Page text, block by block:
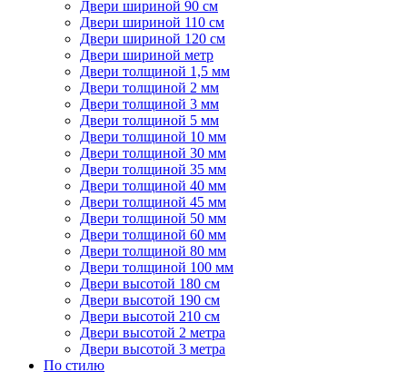
Двери шириной 90 см
Двери шириной 110 см
Двери шириной 120 см
Двери шириной метр
Двери толщиной 1,5 мм
Двери толщиной 2 мм
Двери толщиной 3 мм
Двери толщиной 5 мм
Двери толщиной 10 мм
Двери толщиной 30 мм
Двери толщиной 35 мм
Двери толщиной 40 мм
Двери толщиной 45 мм
Двери толщиной 50 мм
Двери толщиной 60 мм
Двери толщиной 80 мм
Двери толщиной 100 мм
Двери высотой 180 см
Двери высотой 190 см
Двери высотой 210 см
Двери высотой 2 метра
Двери высотой 3 метра
По стилю